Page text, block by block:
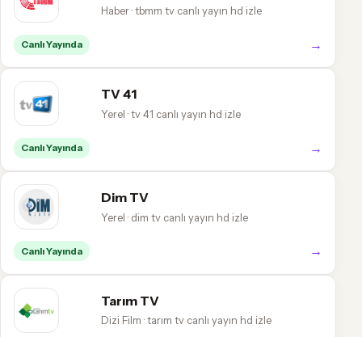
Haber · tbmm tv canlı yayın hd izle
Canlı Yayında →
TV 41
Yerel · tv 41 canlı yayın hd izle
Canlı Yayında →
Dim TV
Yerel · dim tv canlı yayın hd izle
Canlı Yayında →
Tarım TV
Dizi Film · tarım tv canlı yayın hd izle